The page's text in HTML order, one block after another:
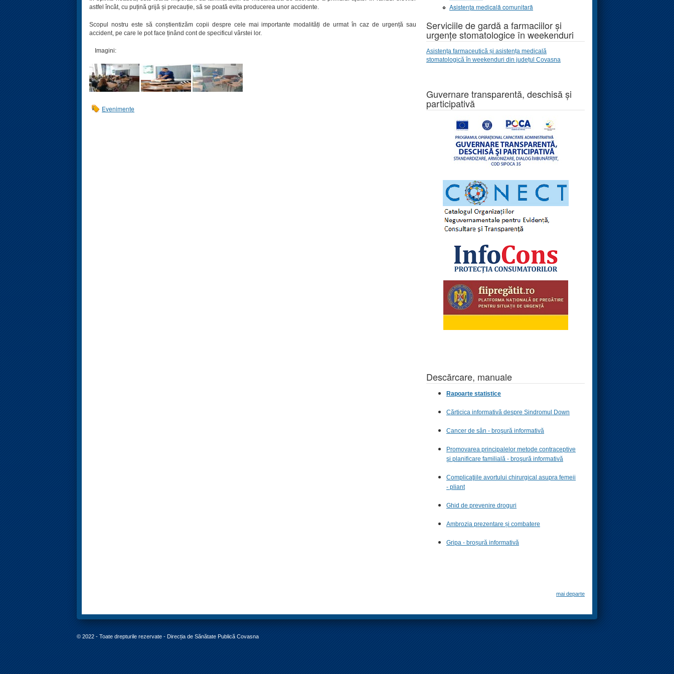
astfel încât, cu puțină grijă și precauție, să se poată evita producerea unor accidente.
Scopul nostru este să conștientizăm copii despre cele mai importante modalități de urmat în caz de urgență sau
accident, pe care le pot face ținând cont de specificul vârstei lor.
Imagini:
Evenimente
Asistența medicală comunitară
Serviciile de gardă a farmaciilor și
urgențe stomatologice în weekenduri
Asistența farmaceutică și asistența medicală
stomatologică în weekenduri din județul Covasna
Guvernare transparentă, deschisă și
participativă
Descărcare, manuale
Rapoarte statistice
Cărticica informativă despre Sindromul Down
Cancer de sân - broşură informativă
Promovarea principalelor metode contraceptive
şi planificare familială - broşură informativă
Complicaţiile avortului chirurgical asupra femeii
- pliant
Ghid de prevenire droguri
Ambrozia prezentare și combatere
Gripa - broșură informativă
mai departe
© 2022 - Toate drepturile rezervate - Direcția de Sănătate Publică Covasna